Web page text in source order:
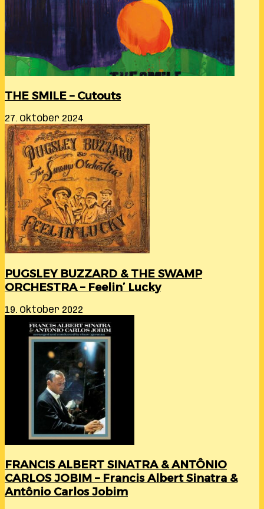
THE SMILE – Cutouts
27. Oktober 2024
PUGSLEY BUZZARD & THE SWAMP
ORCHESTRA – Feelin’ Lucky
19. Oktober 2022
FRANCIS ALBERT SINATRA & ANTÔNIO
CARLOS JOBIM – Francis Albert Sinatra &
Antônio Carlos Jobim